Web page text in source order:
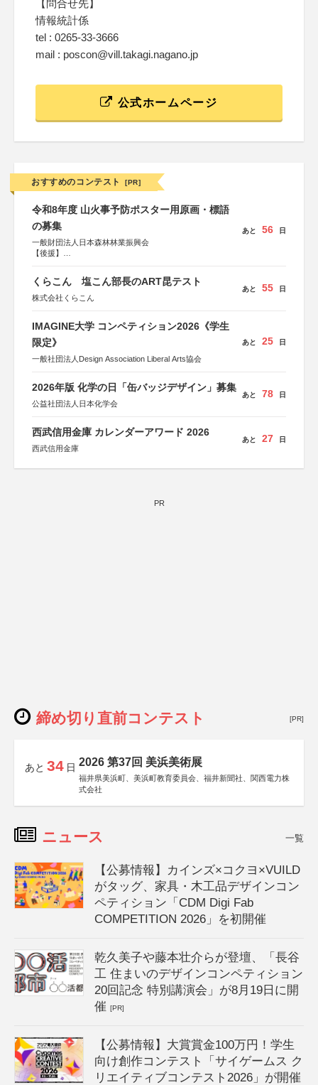
【問合せ先】
情報統計係
tel : 0265-33-3666
mail : poscon@vill.takagi.nagano.jp
公式ホームページ
おすすめのコンテスト [PR]
令和8年度 山火事予防ポスター用原画・標語
の募集
一般財団法人日本森林林業振興会
【後援】
あと 56 日
くらこん 塩こん部長のART昆テスト
株式会社くらこん
あと 55 日
IMAGINE大学 コンペティション2026《学生
限定》
一般社団法人Design Association Liberal Arts協会
あと 25 日
2026年版 化学の日「缶バッジデザイン」募集
公益社団法人日本化学会
あと 78 日
西武信用金庫 カレンダーアワード 2026
西武信用金庫
あと 27 日
PR
締め切り直前コンテスト [PR]
あと 34 日 2026 第37回 美浜美術展
福井県美浜町、美浜町教育委員会、福井新聞社、関西電力株
式会社
ニュース 一覧
【公募情報】カインズ×コクヨ×VUILD
がタッグ、家具・木工品デザインコン
ペティション「CDM Digi Fab
COMPETITION 2026」を初開催
乾久美子や藤本壮介らが登壇、「長谷
工 住まいのデザインコンペティション
20回記念 特別講演会」が8月19日に開
催[PR]
【公募情報】大賞賞金100万円！学生
向け創作コンテスト「サイゲームス ク
リエイティブコンテスト2026」が開催